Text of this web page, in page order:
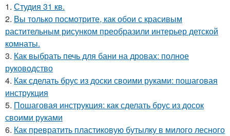
1. Студия 31 кв.
2. Вы только посмотрите, как обои с красивым
растительным рисунком преобразили интерьер детской
комнаты.
3. Как выбрать печь для бани на дровах: полное
руководство
4. Как сделать брус из доски своими руками: пошаговая
инструкция
5. Пошаговая инструкция: как сделать брус из досок
своими руками
6. Как превратить пластиковую бутылку в милого лесного